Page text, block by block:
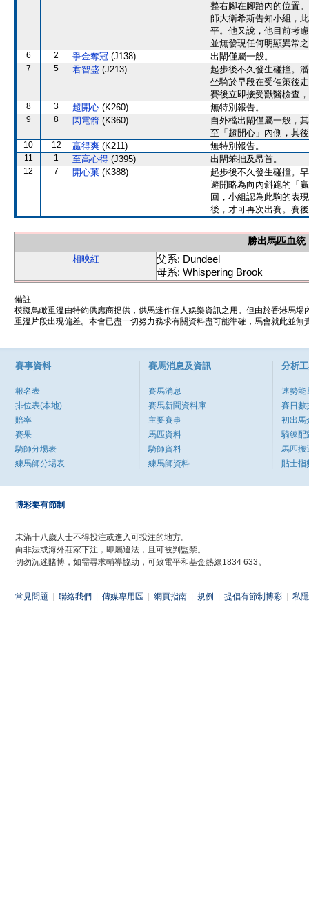
整右腳在腳踏內的位置
師大衛希斯告知小組，
平。他又說，他目前考
並無發現任何明顯異常
6 2 爭金奪冠 (J138) 出閘僅屬一般。
7 5 君智盛 (J213)
起步後不久發生碰撞。
坐騎於早段在受催策後
賽後立即接受獸醫檢查
8 3 超開心 (K260) 無特別報告。
9 8 閃電箭 (K360)
自外檔出閘僅屬一般，
至「超開心」內側，其
10 12 贏得爽 (K211) 無特別報告。
11 1 至高心得 (J395) 出閘笨拙及昂首。
12 7 開心菓 (K388)
起步後不久發生碰撞。
避開略為向內斜跑的「
回，小組認為此駒的表
後，才可再次出賽。賽
勝出馬匹血統
相映紅
父系: Dundeel
母系: Whispering Brook
備註
模擬鳥瞰重溫由特約供應商提供，供馬迷作個人娛樂資訊之用。但由於香港馬
重溫片段出現偏差。本會已盡一切努力務求有關資料盡可能準確，馬會就此並
賽事資料
報名表
排位表(本地)
賠率
賽果
騎師分場表
練馬師分場表
賽馬消息及資訊
賽馬消息
賽馬新聞資料庫
主要賽事
馬匹資料
騎師資料
練馬師資料
分析
速勢能
賽日數
初出馬
騎練配
馬匹搬
貼士指
博彩要有節制
未滿十八歲人士不得投注或進入可投注的地方。
向非法或海外莊家下注，即屬違法，且可被判監禁。
切勿沉迷賭博，如需尋求輔導協助，可致電平和基金熱線1834 633。
常見問題 聯絡我們 傳媒專用區 網頁指南 規例 提倡有節制博彩 私